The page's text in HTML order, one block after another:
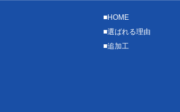
■HOME
■選ばれる理由
■追加工